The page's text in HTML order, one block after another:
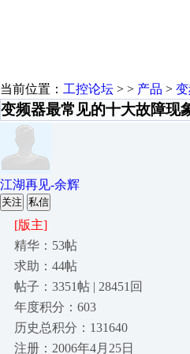
当前位置： 工控论坛 > > 产品 >
变频器最常见的十大故障现
江湖再见-余辉
关注 私信
[版主]
精华：53帖
求助：44帖
帖子：3351帖 | 28451回
年度积分：603
历史总积分：131640
注册：2006年4月25日